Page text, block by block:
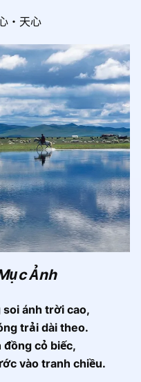
・天心
Ảnh
ánh trời cao,
trải dài theo.
cỏ biếc,
vào tranh chiều.